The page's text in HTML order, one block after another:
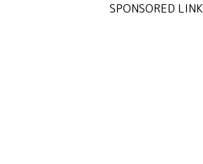
SPONSORED LINK